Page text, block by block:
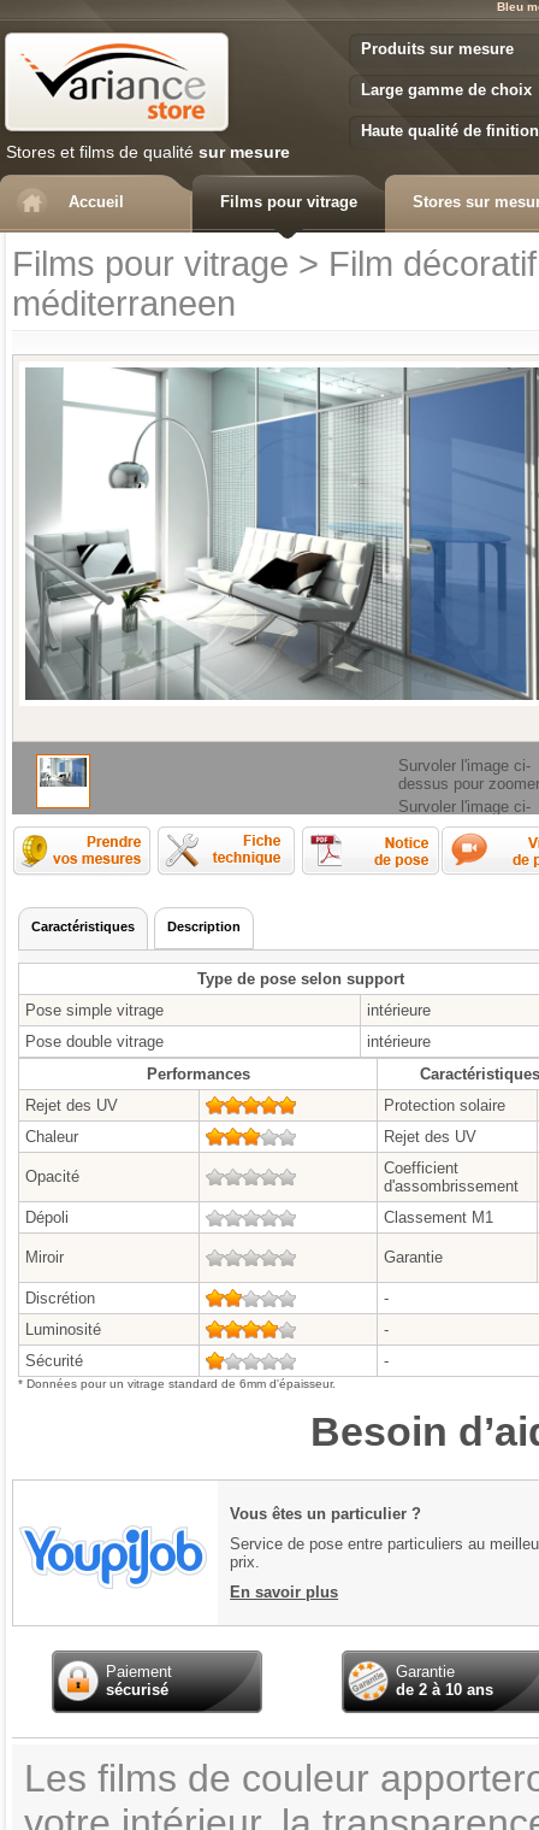
Bleu
Stores et films de qualité sur mesure
Produits sur mesure
Large gamme de choix
Haute qualité de finition
Accueil Films pour vitrage Stores sur
Films pour vitrage > Film décoratif
méditerraneen
Survoler l'image ci-
dessus pour zoomer
Survoler l'image ci-
dessus pour zoomer
Comment prendre les mesures ?
Fiche technique
Caractéristiques Description
Type de pose selon support
Pose simple vitrage
intérieure
Pose double vitrage
intérieure
Performances
Caractéristiques
Rejet des UV
Protection solaire
Chaleur
Rejet des UV
Opacité
Coefficient
d'assombrissement
Dépoli
Classement M1
Miroir Garantie
Discrétion
-
Luminosité
-
Sécurité
-
* Données pour un vitrage standard de 6mm d'épaisseur.
Besoin
Vous êtes un particulier ?
Service de pose entre particuliers au
prix.
En savoir plus
Paiement
sécurisé
Garantie
de 2 à 10 ans
Les films de couleur